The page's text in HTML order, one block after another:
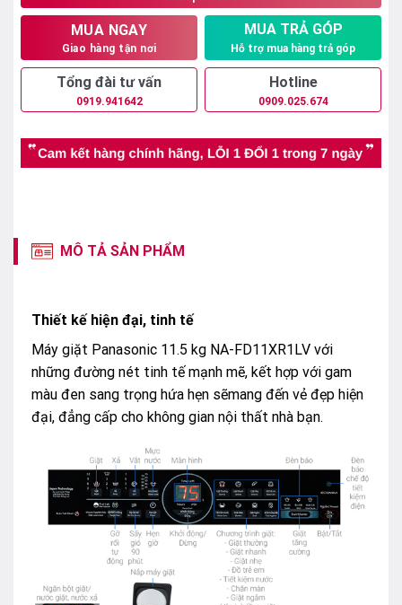
MUA NGAY
Giao hàng tận nơi
MUA TRẢ GÓP
Hỗ trợ mua hàng trả góp
Tổng đài tư vấn
0919.941642
Hotline
0909.025.674
MÔ TẢ SẢN PHẨM
Thiết kế hiện đại, tinh tế
Máy giặt Panasonic 11.5 kg NA-FD11XR1LV với
những đường nét tinh tế mạnh mẽ, kết hợp với gam
màu đen sang trọng hứa hẹn sẽmang đến vẻ đẹp hiện
đại, đẳng cấp cho không gian nội thất nhà bạn.